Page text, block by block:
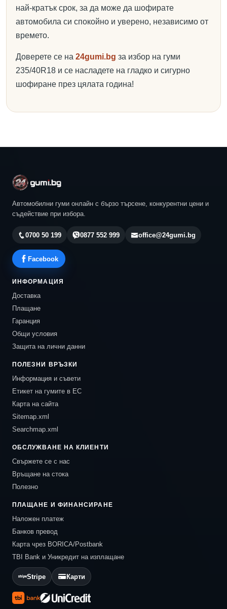
най-кратък срок, за да може да шофирате
автомобила си спокойно и уверено, независимо от
времето.
Доверете се на 24gumi.bg за избор на гуми
235/40R18 и се насладете на гладко и сигурно
шофиране през цялата година!
Автомобилни гуми онлайн с бързо търсене, конкурентни цени и
съдействие при избора.
0700 50 199 0877 552 999 office@24gumi.bg
Facebook
ИНФОРМАЦИЯ
Доставка
Плащане
Гаранция
Общи условия
Защита на лични данни
ПОЛЕЗНИ ВРЪЗКИ
Информация и съвети
Етикет на гумите в ЕС
Карта на сайта
Sitemap.xml
Searchmap.xml
ОБСЛУЖВАНЕ НА КЛИЕНТИ
Свържете се с нас
Връщане на стока
Полезно
ПЛАЩАНЕ И ФИНАНСИРАНЕ
Наложен платеж
Банков превод
Карта чрез BORICA/Postbank
TBI Bank и Уникредит на изплащане
Stripe Карти